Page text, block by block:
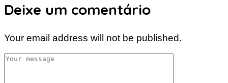
Deixe um comentário
Your email address will not be published.